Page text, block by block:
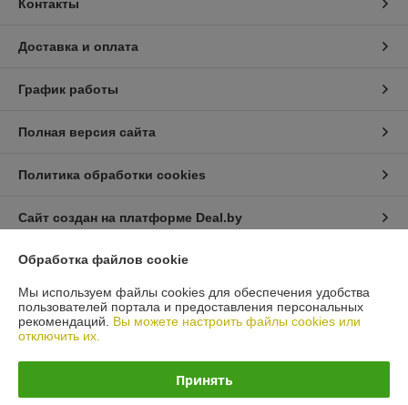
Контакты
Доставка и оплата
График работы
Полная версия сайта
Политика обработки cookies
Сайт создан на платформе Deal.by
Юридическое лицо:Общество с ограниченной ответственностью
"Масла и Фильтры".
220118, г. Минск, ул. Машиностроителей д.29А ,подъезд №1, каб.16
Обработка файлов cookie
Мы используем файлы cookies для обеспечения удобства
пользователей портала и предоставления персональных
рекомендаций. Вы можете настроить файлы cookies или
отключить их.
Принять